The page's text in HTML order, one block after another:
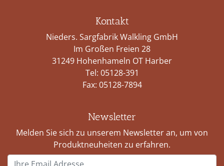
Kontakt
Nieders. Sargfabrik Walkling GmbH
Im Großen Freien 28
31249 Hohenhameln OT Harber
Tel: 05128-391
Fax: 05128-7894
Newsletter
Melden Sie sich zu unserem Newsletter an, um von
Produktneuheiten zu erfahren.